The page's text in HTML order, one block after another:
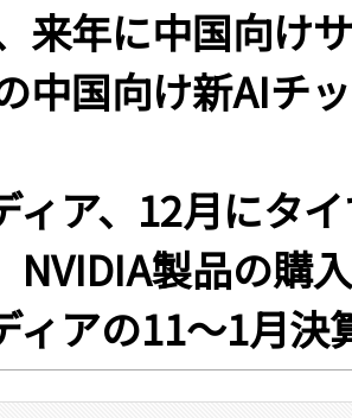
来年に中国向け
中国向け新AIチ
ィア、12月にタ
NVIDIA製品の
ィアの11〜1月